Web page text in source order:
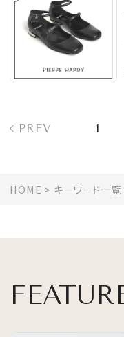
PREV 1
HOME キーワード一覧